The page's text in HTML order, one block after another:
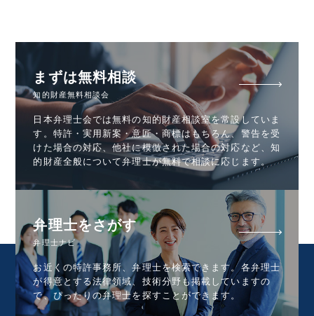
まずは無料相談
知的財産無料相談会
日本弁理士会では無料の知的財産相談室を常設していま
す。特許・実用新案・意匠・商標はもちろん、警告を受
けた場合の対応、他社に模倣された場合の対応など、知
的財産全般について弁理士が無料で相談に応じます。
弁理士をさがす
弁理士ナビ
お近くの特許事務所、弁理士を検索できます。各弁理士
が得意とする法律領域、技術分野も掲載していますの
で、ぴったりの弁理士を探すことができます。